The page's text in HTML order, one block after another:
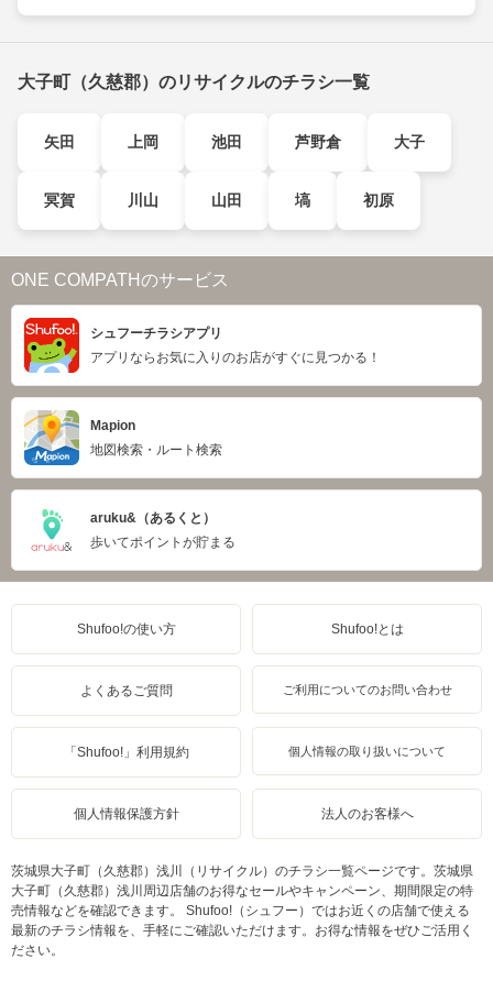
大子町（久慈郡）のリサイクルのチラシ一覧
矢田 上岡 池田 芦野倉 大子
冥賀 川山 山田 塙 初原
ONE COMPATHのサービス
シュフーチラシアプリ
アプリならお気に入りのお店がすぐに見つかる！
Mapion
地図検索・ルート検索
aruku&（あるくと）
歩いてポイントが貯まる
Shufoo!の使い方 Shufoo!とは
よくあるご質問 ご利用についてのお問い合わせ
「Shufoo!」利用規約 個人情報の取り扱いについて
個人情報保護方針 法人のお客様へ
茨城県大子町（久慈郡）浅川（リサイクル）のチラシ一覧ページです。茨城県
大子町（久慈郡）浅川周辺店舗のお得なセールやキャンペーン、期間限定の特
売情報などを確認できます。 Shufoo!（シュフー）ではお近くの店舗で使える
最新のチラシ情報を、手軽にご確認いただけます。お得な情報をぜひご活用く
ださい。